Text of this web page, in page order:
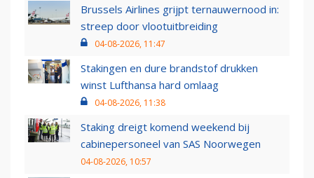
Brussels Airlines grijpt ternauwernood in:
streep door vlootuitbreiding
04-08-2026, 11:47
Stakingen en dure brandstof drukken
winst Lufthansa hard omlaag
04-08-2026, 11:38
Staking dreigt komend weekend bij
cabinepersoneel van SAS Noorwegen
04-08-2026, 10:57